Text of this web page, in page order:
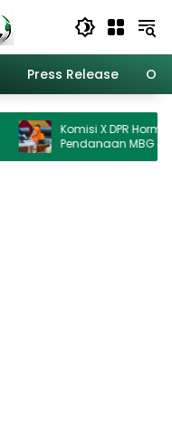
Press Release
Komisi X DPR Hormati Putusan
Pendanaan MBG Dipisahkan
Ganggu Pendidikan